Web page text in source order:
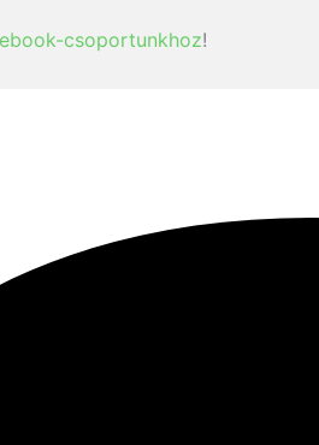
csoportunkhoz!